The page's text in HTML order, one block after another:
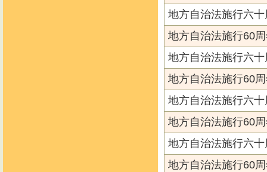
地方自治法施行六
地方自治法施行60
地方自治法施行六
地方自治法施行60
地方自治法施行六
地方自治法施行60
地方自治法施行六
地方自治法施行60